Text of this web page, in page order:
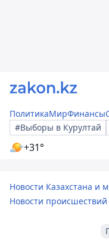
ПолитикаМирФинансы
#Выборы в Курултай
+31°
Новости Казахстана и
Новости происшествий